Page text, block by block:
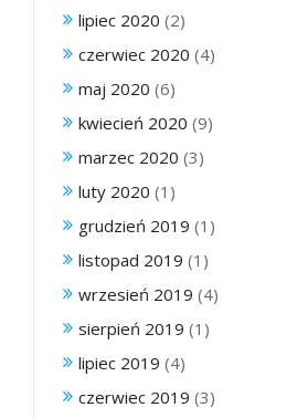
lipiec 2020 (2)
czerwiec 2020 (4)
maj 2020 (6)
kwiecień 2020 (9)
marzec 2020 (3)
luty 2020 (1)
grudzień 2019 (1)
listopad 2019 (1)
wrzesień 2019 (4)
sierpień 2019 (1)
lipiec 2019 (4)
czerwiec 2019 (3)